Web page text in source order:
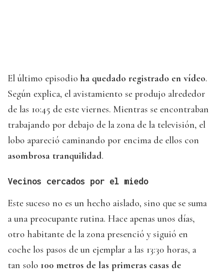
El último episodio ha quedado registrado en vídeo.
Según explica, el avistamiento se produjo alrededor
de las 10:45 de este viernes. Mientras se encontraban
trabajando por debajo de la zona de la televisión, el
lobo apareció caminando por encima de ellos con
asombrosa tranquilidad.
Vecinos cercados por el miedo
Este suceso no es un hecho aislado, sino que se suma
a una preocupante rutina. Hace apenas unos días,
otro habitante de la zona presenció y siguió en
coche los pasos de un ejemplar a las 13:30 horas, a
tan solo 100 metros de las primeras casas de